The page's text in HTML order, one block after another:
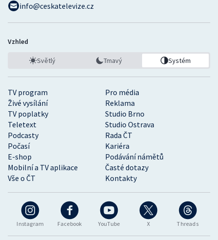
Instagram Facebook YouTube X Threads
TV program
Pro média
Živé vysílání
Reklama
TV poplatky
Studio Brno
Teletext
Studio Ostrava
Podcasty
Rada ČT
Počasí
Kariéra
E-shop
Podávání námětů
Mobilní a TV aplikace
Časté dotazy
Vše o ČT
Kontakty
info@ceskatelevize.cz
Vzhled
Světlý Tmavý Systém